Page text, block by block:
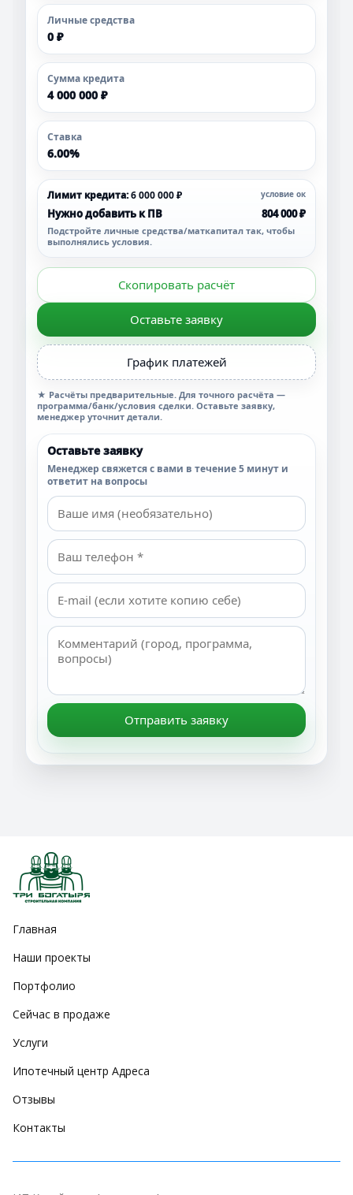
Личные средства
0 ₽
Сумма кредита
4 000 000 ₽
Ставка
6.00%
Лимит кредита:6 000 000 ₽ условие ок
Нужно добавить к ПВ 804 000 ₽
Подстройте личные средства/маткапитал так, чтобы
выполнялись условия.
Скопировать расчёт
Оставьте заявку
График платежей
★ Расчёты предварительные. Для точного расчёта —
программа/банк/условия сделки. Оставьте заявку,
менеджер уточнит детали.
Оставьте заявку
Менеджер свяжется с вами в течение 5 минут и
ответит на вопросы
Отправить заявку
Главная
Наши проекты
Портфолио
Сейчас в продаже
Услуги
Ипотечный центр Адреса
Отзывы
Контакты